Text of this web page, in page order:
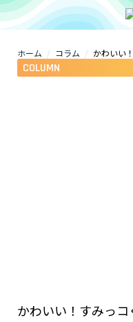
ホーム コラム かわいい
COLUMN
かわいい！すみっ